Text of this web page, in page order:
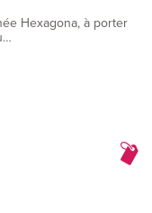
Hexagona, à porter